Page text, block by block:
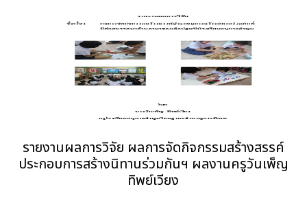
รายงานผลการวิจัย ผลการจัดกิจกรรมสร้างสรรค์
ประกอบการสร้างนิทานร่วมกันฯ ผลงานครูวันเพ็ญ
ทิพย์เวียง